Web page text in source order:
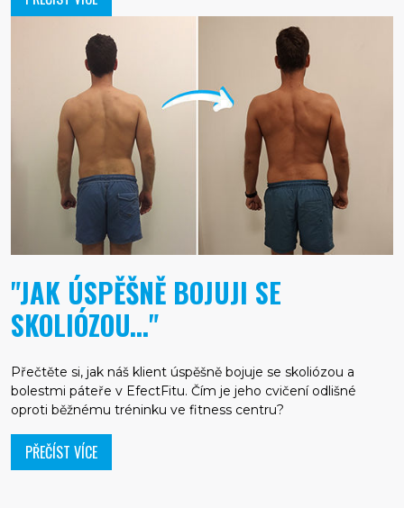
"JAK ÚSPĚŠNĚ BOJUJI SE
SKOLIÓZOU..."
Přečtěte si, jak náš klient úspěšně bojuje se skoliózou a
bolestmi páteře v EfectFitu. Čím je jeho cvičení odlišné
oproti běžnému tréninku ve fitness centru?
PŘEČÍST VÍCE